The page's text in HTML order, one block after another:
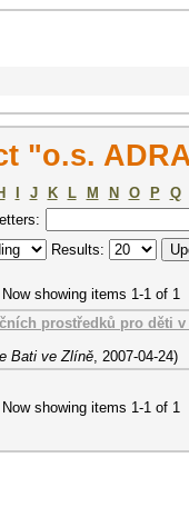
"o.s.
J K L M N O P
Q
Results:
Now showing items 1-1 of 1
prostředků pro děti
Bati ve Zlíně, 2007-04-24)
Now showing items 1-1 of 1